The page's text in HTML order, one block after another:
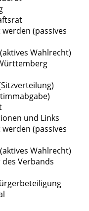
(passives
Wahlrecht)
und Links
(passives
Wahlrecht)
Verbands